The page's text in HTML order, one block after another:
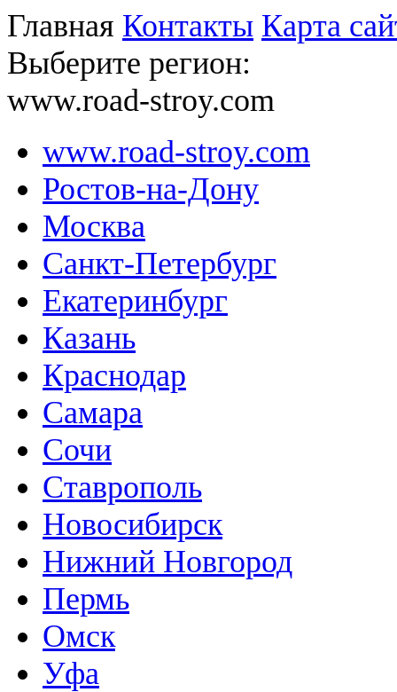
Главная Контакты Карта
Выберите регион:
www.road-stroy.com
www.road-stroy.com
Ростов-на-Дону
Москва
Санкт-Петербург
Екатеринбург
Казань
Краснодар
Самара
Сочи
Ставрополь
Новосибирск
Нижний Новгород
Пермь
Омск
Уфа